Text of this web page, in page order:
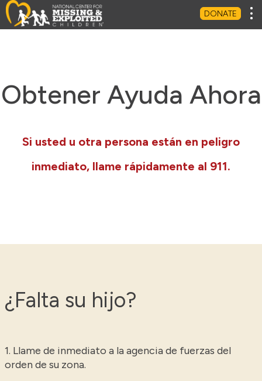
DONATE
Obtener Ayuda Ahora
Si usted u otra persona están en peligro
inmediato, llame rápidamente al 911.
¿Falta su hijo?
1. Llame de inmediato a la agencia de fuerzas del
orden de su zona.